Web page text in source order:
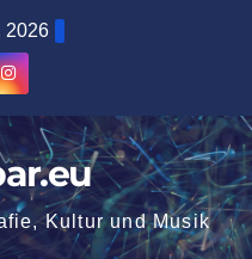
2026
Kultur und Musik